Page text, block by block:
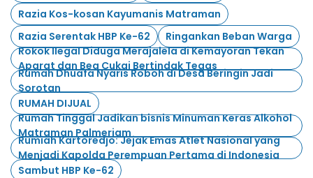
Razia Kos-kosan Kayumanis Matraman
Razia Serentak HBP Ke-62
Ringankan Beban Warga
Rokok Ilegal Diduga Merajalela di Kemayoran Tekan
Aparat dan Bea Cukai Bertindak Tegas
Rumah Dhuafa Nyaris Roboh di Desa Beringin Jadi
Sorotan
RUMAH DIJUAL
Rumah Tinggal Jadikan bisnis Minuman Keras Alkohol
Matraman Palmeriam
Rumiah Kartoredjo: Jejak Emas Atlet Nasional yang
Menjadi Kapolda Perempuan Pertama di Indonesia
Sambut HBP Ke-62